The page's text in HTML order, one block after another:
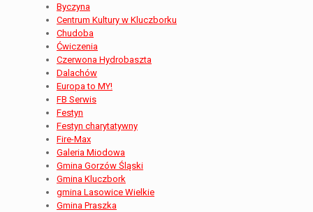
Byczyna
Centrum Kultury w Kluczborku
Chudoba
Ćwiczenia
Czerwona Hydrobaszta
Dalachów
Europa to MY!
FB Serwis
Festyn
Festyn charytatywny
Fire-Max
Galeria Miodowa
Gmina Gorzów Śląski
Gmina Kluczbork
gmina Lasowice Wielkie
Gmina Praszka